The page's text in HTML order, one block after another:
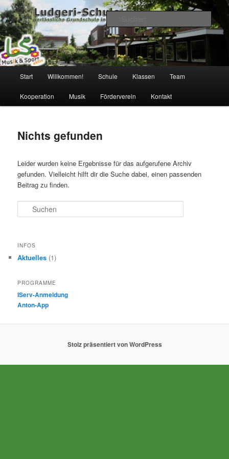
Zum
primären
Inhalt
springen
Zum
sekundären
Inhalt
springenLudgeri-Schule Leer
verlässliche Grundschule
Start Willkommen! Schule Klassen Team
Kooperation Musik Förderverein Kontakt
Nichts gefunden
Leider wurden keine Ergebnisse für das aufgerufene Archiv
gefunden. Vielleicht hilft dir die Suche dabei, einen passenden
Beitrag zu finden.
Suchen
INFOS
Aktuelles (1)
PROGRAMME
IServ-Anmeldung
Anton-App
Stolz präsentiert von WordPress